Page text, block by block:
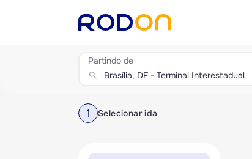
Partindo de
search
1 Selecionar ida